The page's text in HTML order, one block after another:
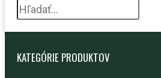
KATEGÓRIE PRODUKTOV